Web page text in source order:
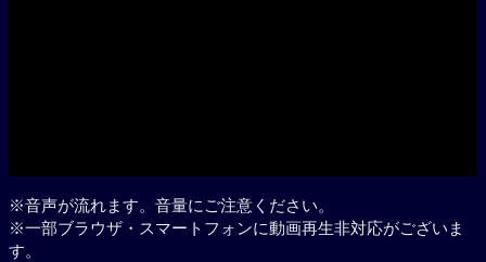
※音声が流れます。音量にご注意ください。
※一部ブラウザ・スマートフォンに動画再生非対応がございま
す。